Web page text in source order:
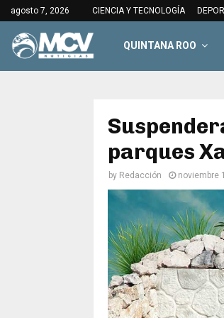
agosto 7, 2026 CIENCIA Y TECNOLOGÍA
QUINTANA ROO
parques
by Redacción noviembre